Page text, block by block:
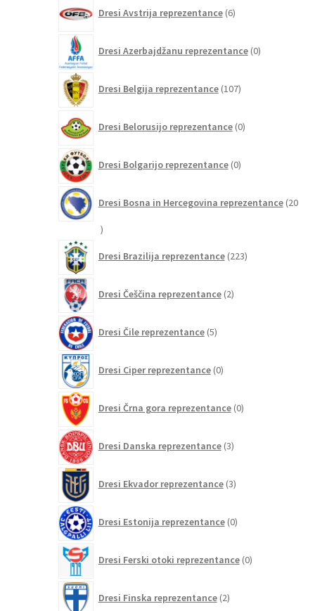
Dresi Avstrija reprezentance 6izdelkov
Dresi Azerbajdžanu reprezentance 0izdelkov
Dresi Belgija reprezentance 107izdelkov
Dresi Belorusijo reprezentance 0izdelkov
Dresi Bolgarijo reprezentance 0izdelkov
Dresi Bosna in Hercegovina reprezentance 20
20
Dresi Brazilija reprezentance 223izdelkov
Dresi Češčina reprezentance 2izdelka
Dresi Čile reprezentance 5izdelkov
Dresi Ciper reprezentance 0izdelkov
Dresi Črna gora reprezentance 0izdelkov
Dresi Danska reprezentance 3izdelki
Dresi Ekvador reprezentance 3izdelki
Dresi Estonija reprezentance 0izdelkov
Dresi Ferski otoki reprezentance 0izdelkov
Dresi Finska reprezentance 2izdelka